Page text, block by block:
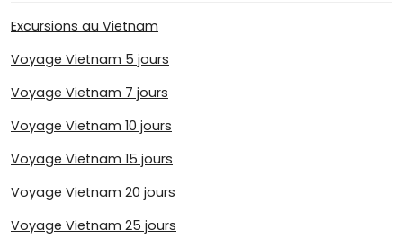
Excursions au Vietnam
Voyage Vietnam 5 jours
Voyage Vietnam 7 jours
Voyage Vietnam 10 jours
Voyage Vietnam 15 jours
Voyage Vietnam 20 jours
Voyage Vietnam 25 jours